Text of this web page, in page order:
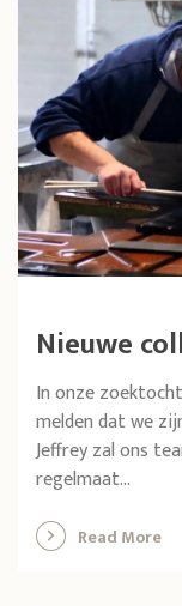
Nieuwe
In onze
melden dat we
Jeffrey zal ons
regelmaat...
Read More